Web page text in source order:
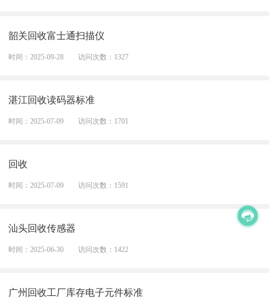
韶关回收富士通扫描仪
时间：2025-09-28 访问次数：1327
湛江回收读码器标准
时间：2025-07-09 访问次数：1701
回收
时间：2025-07-09 访问次数：1591
汕头回收传感器
时间：2025-06-30 访问次数：1422
广州回收工厂库存电子元件标准